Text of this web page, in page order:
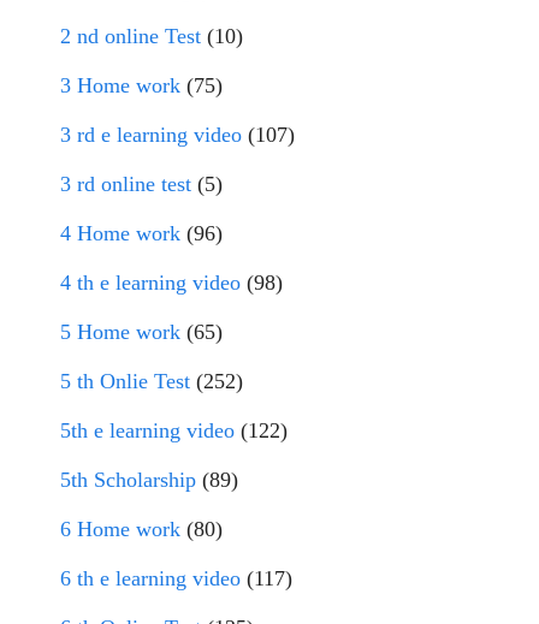
2 nd online Test (10)
3 Home work (75)
3 rd e learning video (107)
3 rd online test (5)
4 Home work (96)
4 th e learning video (98)
5 Home work (65)
5 th Onlie Test (252)
5th e learning video (122)
5th Scholarship (89)
6 Home work (80)
6 th e learning video (117)